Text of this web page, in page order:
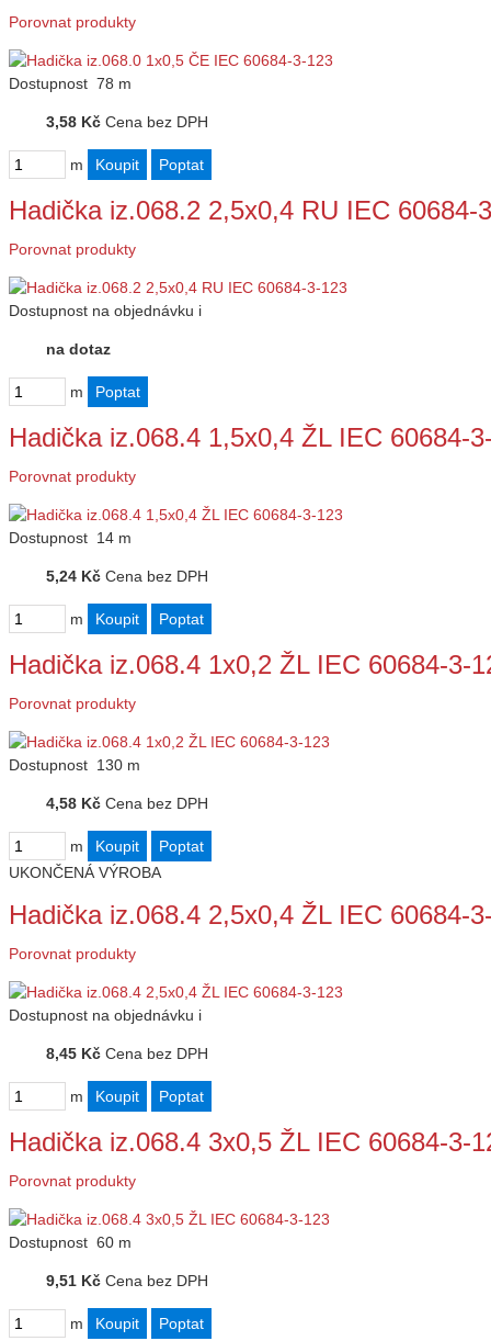
Porovnat produkty
Dostupnost 78 m
3,58 Kč Cena bez DPH
m
Hadička iz.068.2 2,5x0,4 RU IEC 60684-
Porovnat produkty
Dostupnost na objednávku i
na dotaz
m
Hadička iz.068.4 1,5x0,4 ŽL IEC 60684-
Porovnat produkty
Dostupnost 14 m
5,24 Kč Cena bez DPH
m
Hadička iz.068.4 1x0,2 ŽL IEC 60684-3-
Porovnat produkty
Dostupnost 130 m
4,58 Kč Cena bez DPH
m
UKONČENÁ VÝROBA
Hadička iz.068.4 2,5x0,4 ŽL IEC 60684-
Porovnat produkty
Dostupnost na objednávku i
8,45 Kč Cena bez DPH
m
Hadička iz.068.4 3x0,5 ŽL IEC 60684-3-
Porovnat produkty
Dostupnost 60 m
9,51 Kč Cena bez DPH
m